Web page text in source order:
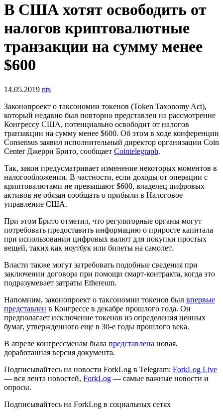
В США хотят освободить от
налогов криптовалютные
транзакции на сумму менее
$600
14.05.2019 nts
Законопроект о таксономии токенов (Token Taxonomy Act),
который недавно был повторно представлен на рассмотрение
Конгрессу США, потенциально освободит от налогов
транзакции на сумму менее $600. Об этом в ходе конференции
Consensus заявил исполнительный директор организации Coin
Center Джерри Брито, сообщает Cointelegraph.
Так, закон предусматривает изменение некоторых моментов в
налогообложении. В частности, если доходы от операции с
криптовалютами не превышают $600, владелец цифровых
активов не обязан сообщать о прибыли в Налоговое
управление США.
При этом Брито отметил, что регуляторные органы могут
потребовать предоставить информацию о приросте капитала
при использовании цифровых валют для покупки простых
вещей, таких как ноутбук или билеты на самолет.
Власти также могут затребовать подобные сведения при
заключении договора при помощи смарт-контракта, когда это
подразумевает затраты Ethereum.
Напомним, законопроект о таксономии токенов был впервые
представлен в Конгрессе в декабре прошлого года. Он
предполагает исключение токенов из определения ценных
бумаг, утвержденного еще в 30-е годы прошлого века.
В апреле конгрессменам была представлена новая,
доработанная версия документа.
Подписывайтесь на новости ForkLog в Telegram: ForkLog Live
— вся лента новостей, ForkLog — самые важные новости и
опросы.
Подписывайтесь на ForkLog в социальных сетях